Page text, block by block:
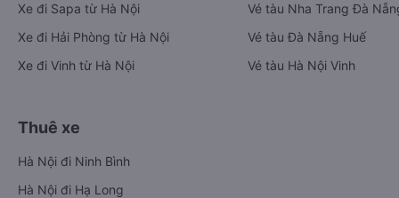
Xe đi Sapa từ Hà Nội
Xe đi Hải Phòng từ Hà Nội
Xe đi Vinh từ Hà Nội
Vé tàu Nha Trang Đà
Vé tàu Đà Nẵng Huế
Vé tàu Hà Nội Vinh
Thuê xe
Hà Nội đi Ninh Bình
Hà Nội đi Hạ Long